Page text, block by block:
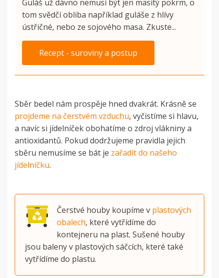
Guláš už dávno nemusí být jen masitý pokrm, o
tom svědčí obliba například guláše z hlívy
ústřičné, nebo ze sojového masa. Zkuste...
Recept - suroviny a postup
Sběr bedel nám prospěje hned dvakrát. Krásně se
projdeme na čerstvém vzduchu, vyčistíme si hlavu,
a navíc si jídelníček obohatíme o zdroj vlákniny a
antioxidantů. Pokud dodržujeme pravidla jejich
sběru nemusíme se bát je zařadit do našeho
jídelníčku.
Čerstvé houby koupíme v plastových
obalech, které vytřídíme do
kontejneru na plast. Sušené houby
jsou baleny v plastových sáčcích, které také
vytřídíme do plastu.